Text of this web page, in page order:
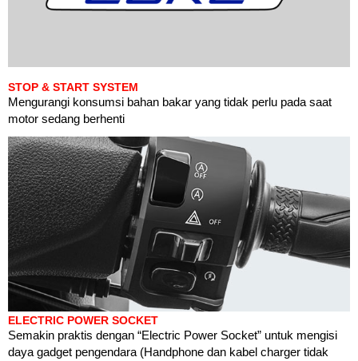
STOP & START SYSTEM
Mengurangi konsumsi bahan bakar yang tidak perlu pada saat
motor sedang berhenti
ELECTRIC POWER SOCKET
Semakin praktis dengan “Electric Power Socket” untuk mengisi
daya gadget pengendara (Handphone dan kabel charger tidak